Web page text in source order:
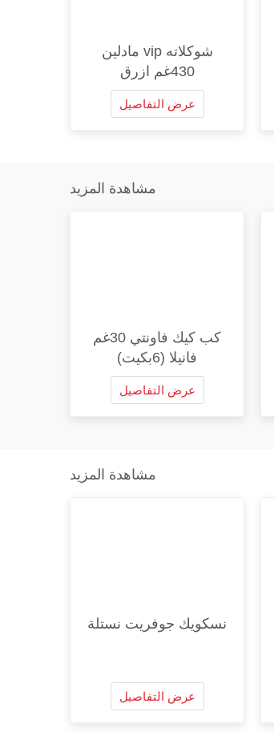
شوكلاته vip مادلين
430غم ازرق
عرض التفاصيل
مشاهدة المزيد
كب كيك فاونتي 30غم
فانيلا (6بكيت)
عرض التفاصيل
مشاهدة المزيد
نسكويك جوفريت نستلة
عرض التفاصيل